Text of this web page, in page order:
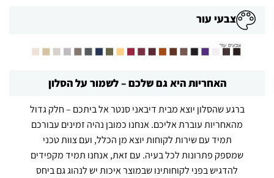
צבעי עור
האחריות היא גם שלכם – לשמור על הסלון
ברגע שהסלון יוצא מבית דיבאני סנטר אל ביתכם – חלק גדול
מהאחריות עוברת אליכם. אנחנו כמובן נהיה זמינים עבורכם
תמיד עם שירות לקוחות יוצא מן הכלל, ועם צוות טכני
שמספק פתרונות לכל בעיה. עם זאת, אנחנו תמיד מקפידים
להדגיש בפני לקוחותינו שבמוצר איכות יש לנהוג גם ביחס